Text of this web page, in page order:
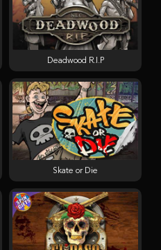
Skate or Die
Deadwood R.I.P